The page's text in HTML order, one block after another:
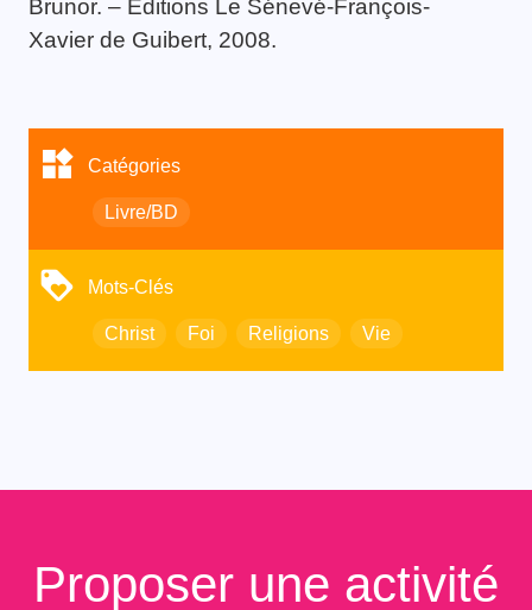
Brunor. – Editions Le Sénevé-François-
Xavier de Guibert, 2008.
Catégories
Livre/BD
Mots-Clés
Christ Foi Religions Vie
Proposer une activité